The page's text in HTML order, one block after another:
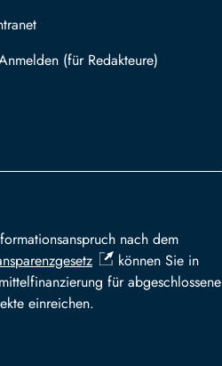
Mit TUBAF Login anmelden
nach dem
können Sie in
für abgeschlossene
einreichen.